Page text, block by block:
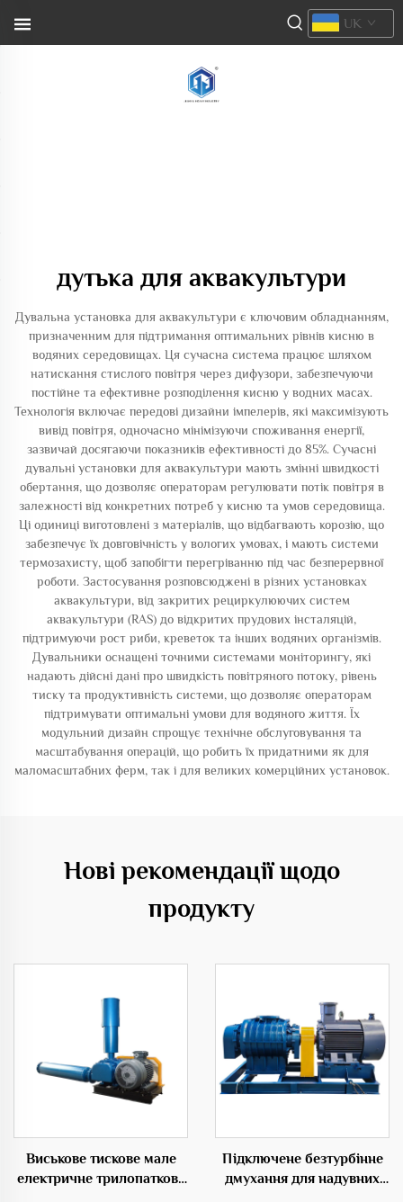
UK
дутька для аквакультури
Дувальна установка для аквакультури є ключовим обладнанням,
призначенним для підтримання оптимальних рівнів кисню в
водяних середовищах. Ця сучасна система працює шляхом
натискання стислого повітря через дифузори, забезпечуючи
постійне та ефективне розподілення кисню у водних масах.
Технологія включає передові дизайни імпелерів, які максимізують
вивід повітря, одночасно мінімізуючи споживання енергії,
зазвичай досягаючи показників ефективності до 85%. Сучасні
дувальні установки для аквакультури мають змінні швидкості
обертання, що дозволяє операторам регулювати потік повітря в
залежності від конкретних потреб у кисню та умов середовища.
Ці одиниці виготовлені з матеріалів, що відбarвають корозію, що
забезпечує їх довговічність у вологих умовах, і мають системи
термозахисту, щоб запобігти перегріванню під час безперервної
роботи. Застосування розповсюджені в різних установках
аквакультури, від закритих рециркулюючих систем
аквакультури (RAS) до відкритих прудових інсталяцій,
підтримуючи рост риби, креветок та інших водяних організмів.
Дувальники оснащені точними системами моніторингу, які
надають дійсні дані про швидкість повітряного потоку, рівень
тиску та продуктивність системи, що дозволяє операторам
підтримувати оптимальні умови для водяного життя. Їх
модульний дизайн спрощує технічне обслуговування та
масштабування операцій, що робить їх придатними як для
маломасштабних ферм, так і для великих комерційних установок.
Нові рекомендації щодо
продукту
Виськове тискове мале
електричне трилопаткове
Підключене безтурбінне
дмухання для надувних